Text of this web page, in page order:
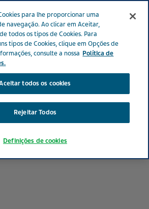
Brochura Teva | Cuidador EM
| Cuidador
Múltipla
para lhe proporcionar uma
navegação. Ao clicar em Aceitar,
todos os tipos de Cookies. Para
tipos de Cookies, clique em Opções de
consulte a nossa Política de
todos os cookies
Rejeitar Todos
Definições de cookies